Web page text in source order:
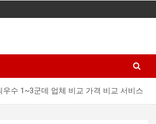
우수 1~3군데 업체 비교 가격 비교 서비스